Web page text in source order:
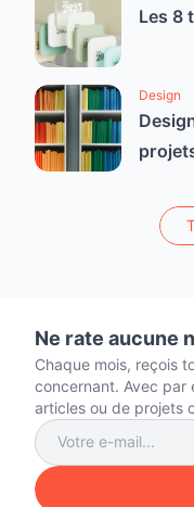
Les 8
Design
Ne rate aucune
Chaque mois, reçois
concernant. Avec par
articles ou de projets